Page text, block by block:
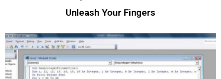
Unleash Your Fingers